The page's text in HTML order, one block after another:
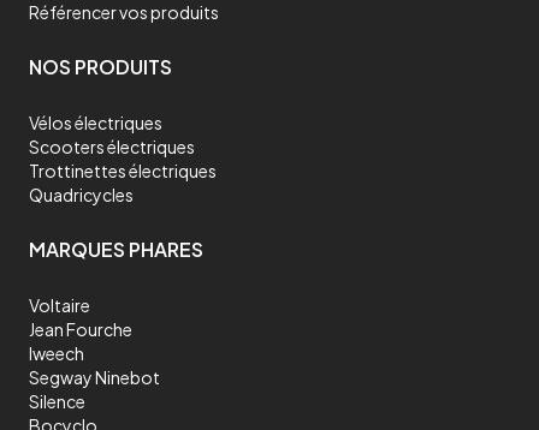
Référencer vos produits
NOS PRODUITS
Vélos électriques
Scooters électriques
Trottinettes électriques
Quadricycles
MARQUES PHARES
Voltaire
Jean Fourche
Iweech
Segway Ninebot
Silence
Bocyclo